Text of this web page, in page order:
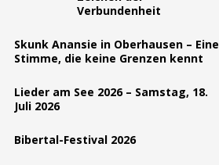
Verbundenheit
Skunk Anansie in Oberhausen – Eine
Stimme, die keine Grenzen kennt
Lieder am See 2026 – Samstag, 18.
Juli 2026
Bibertal-Festival 2026